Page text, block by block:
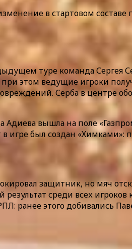
в стартовом
туре команда Сергея
этом ведущие игроки
Серба в центре
вышла на поле
был создан «Химками»:
защитник, но мяч
среди всех
ранее этого добивались